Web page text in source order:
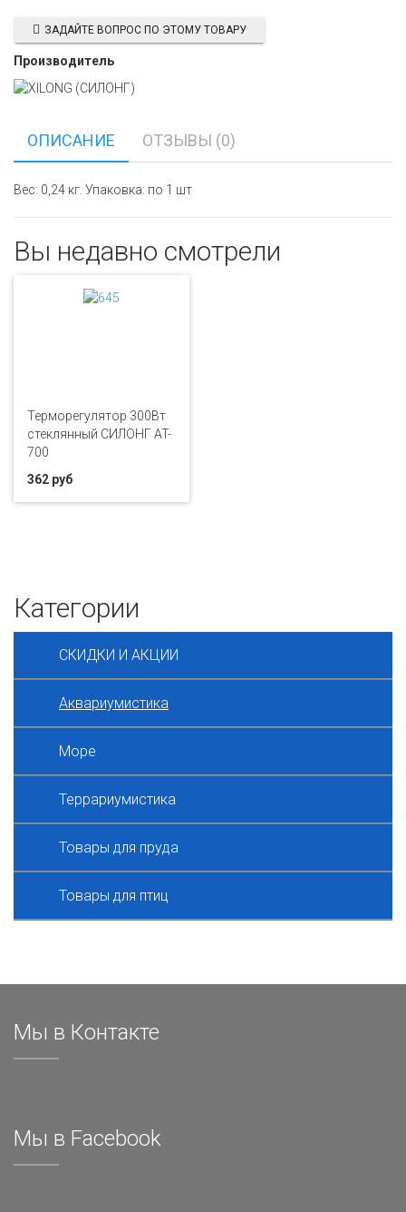
ЗАДАЙТЕ ВОПРОС ПО ЭТОМУ ТОВАРУ
Производитель
ОПИСАНИЕ ОТЗЫВЫ (0)
Вес: 0,24 кг. Упаковка: по 1 шт
Вы недавно смотрели
Терморегулятор 300Вт
стеклянный СИЛОНГ AT-
700
362 руб
Категории
СКИДКИ И АКЦИИ
Аквариумистика
Море
Террариумистика
Товары для пруда
Товары для птиц
Мы в Контакте
Мы в Facebook